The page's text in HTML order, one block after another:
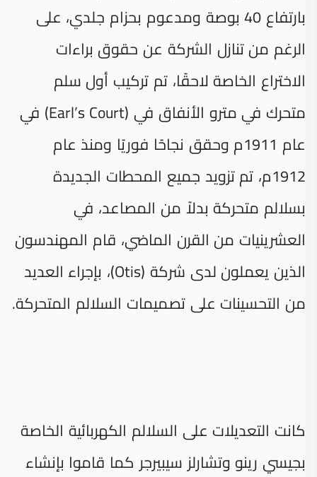
بارتفاع 40 بوصة ومدعوم بحزام جلدي، على
الرغم من تنازل الشركة عن حقوق براءات
الاختراع الخاصة لاحقًا، تم تركيب أول سلم
متحرك في مترو الأنفاق في (Earl’s Court) في
عام 1911م وحقق نجاحًا فوريًا ومنذ عام
1912م، تم تزويد جميع المحطات الجديدة
بسلالم متحركة بدلاً من المصاعد، في
العشرينيات من القرن الماضي، قام المهندسون
الذين يعملون لدى شركة (Otis)، بإجراء العديد
من التحسينات على تصميمات السلالم المتحركة.
كانت التعديلات على السلالم الكهربائية الخاصة
بجيسي رينو وتشارلز سيبيرجر كما قاموا بإنشاء